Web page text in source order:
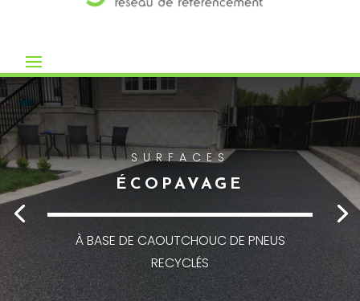
SURFACES
ÉCOPAVAGE
À BASE DE CAOUTCHOUC DE PNEUS
RECYCLÉS